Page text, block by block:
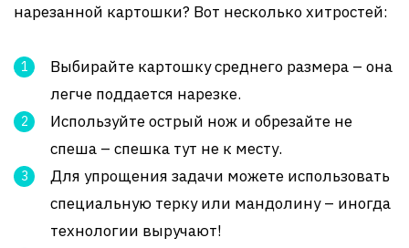
нарезанной картошки? Вот несколько хитростей:
Выбирайте картошку среднего размера – она
легче поддается нарезке.
Используйте острый нож и обрезайте не
спеша – спешка тут не к месту.
Для упрощения задачи можете использовать
специальную терку или мандолину – иногда
технологии выручают!